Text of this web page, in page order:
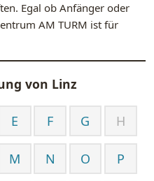
Egal ob Anfänger oder
AM TURM ist für
von Linz
E F G H
M N O P